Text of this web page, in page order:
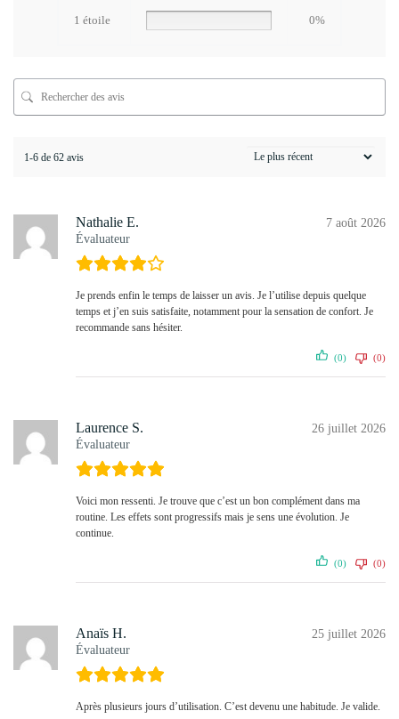
1 étoile 0%
1-6 de 62 avis
Nathalie E.
Évaluateur
7 août 2026
Je prends enfin le temps de laisser un avis. Je l’utilise depuis quelque
temps et j’en suis satisfaite, notamment pour la sensation de confort. Je
recommande sans hésiter.
(0) (0)
Laurence S.
Évaluateur
26 juillet 2026
Voici mon ressenti. Je trouve que c’est un bon complément dans ma
routine. Les effets sont progressifs mais je sens une évolution. Je
continue.
(0) (0)
Anaïs H.
Évaluateur
25 juillet 2026
Après plusieurs jours d’utilisation. C’est devenu une habitude. Je valide.